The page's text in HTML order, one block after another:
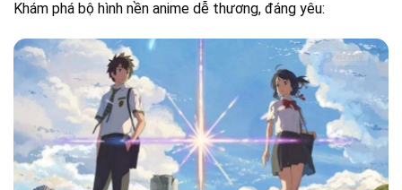
Khám phá bộ hình nền anime dễ thương, đáng yêu: